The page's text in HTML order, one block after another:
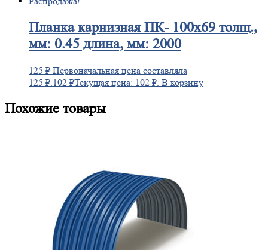
Планкакарнизная ПК- 100х69 толщ.,
мм: 0.45 длина, мм: 2000
125₽ Первоначальная цена составляла
125 ₽.102 ₽Текущая цена: 102 ₽. В корзину
Похожие товары